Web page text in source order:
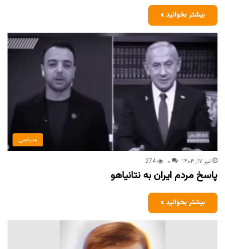
بیشتر بخوانید »
سیاسی
تیر ۱۷, ۱۴۰۴ ۰ 274
پاسخ مردم ایران به نتانیاهو
بیشتر بخوانید »